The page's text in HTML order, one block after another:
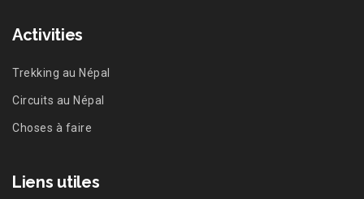
Activities
Trekking au Népal
Circuits au Népal
Choses à faire
Liens utiles